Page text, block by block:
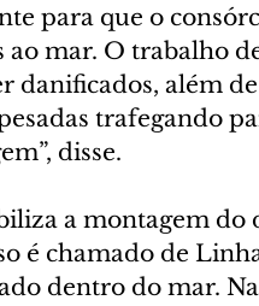
para que o
ao mar. O trabalho
danificados, além
trafegando
disse.
a montagem do
é chamado de
dentro do mar.